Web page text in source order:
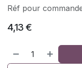
Réf pour
4,13 €